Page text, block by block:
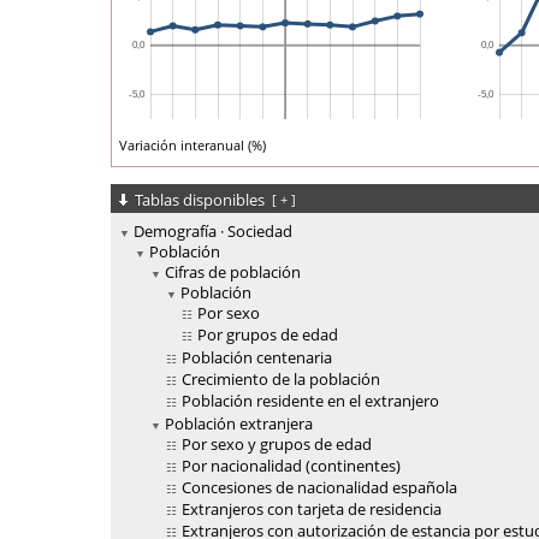
Variación interanual (%)
Tablas disponibles [ + ]
Demografía · Sociedad
Población
Cifras de población
Población
Por sexo
Por grupos de edad
Población centenaria
Crecimiento de la población
Población residente en el extranjero
Población extranjera
Por sexo y grupos de edad
Por nacionalidad (continentes)
Concesiones de nacionalidad española
Extranjeros con tarjeta de residencia
Extranjeros con autorización de estancia por